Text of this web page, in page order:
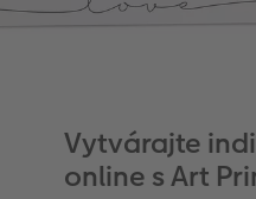
Vytvárajte
online s Art